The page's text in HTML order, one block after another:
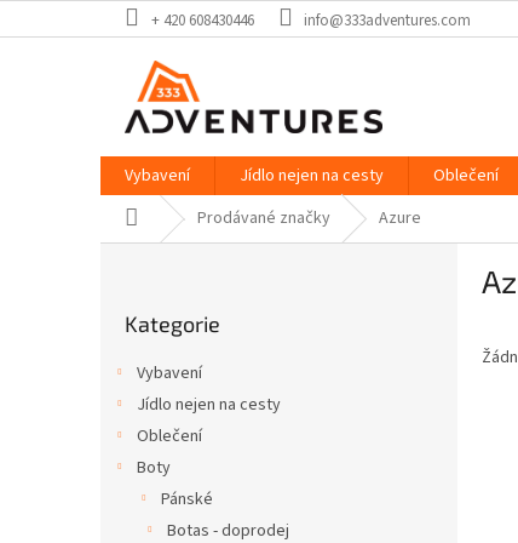
na
+ 420 608430446 info@333adventures.com
Vybavení Jídlo nejen na cesty Oblečení
Domů Prodávané značky Azure
kategorie
Kategorie
Vybavení
Jídlo nejen na cesty
Oblečení
Boty
Pánské
Botas - doprodej